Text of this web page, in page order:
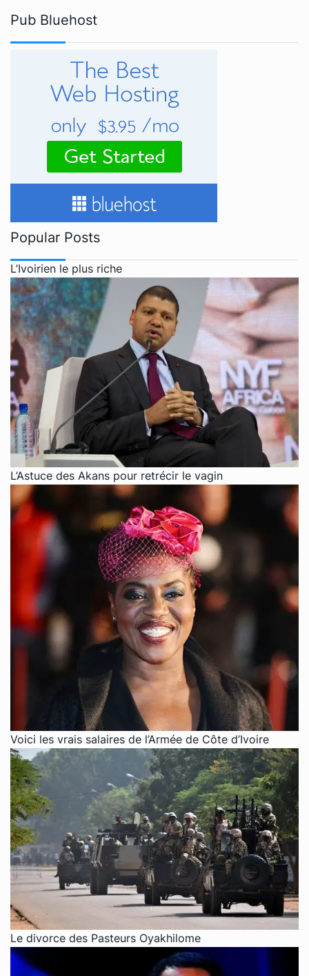
Pub Bluehost
Popular Posts
L’Ivoirien le plus riche
L’Astuce des Akans pour retrécir le vagin
Voici les vrais salaires de l’Armée de Côte d’Ivoire
Le divorce des Pasteurs Oyakhilome